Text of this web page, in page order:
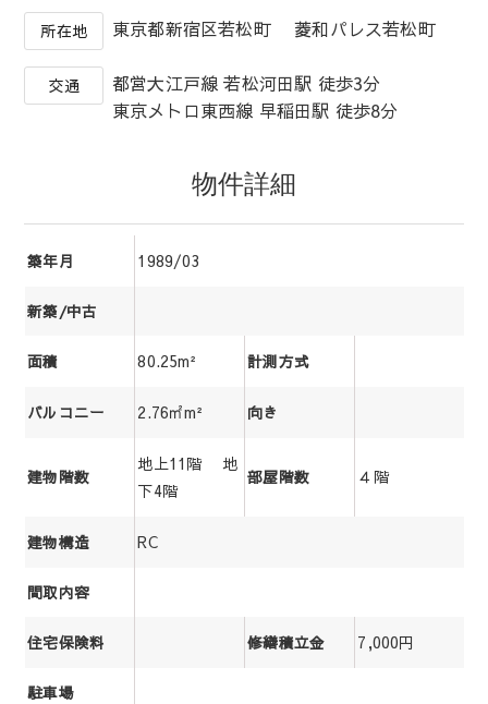
所在地 東京都新宿区若松町 菱和パレス若松町
交通
都営大江戸線 若松河田駅 徒歩3分
東京メトロ東西線 早稲田駅 徒歩8分
物件詳細
築年月 1989/03
新築/中古
面積 80.25m² 計測方式
バルコニー 2.76㎡m² 向き
建物階数
地上11階 地
下4階
部屋階数 ４階
建物構造 RC
間取内容
住宅保険料 修繕積立金 7,000円
駐車場